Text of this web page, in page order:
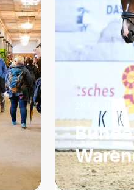
25.08.2026